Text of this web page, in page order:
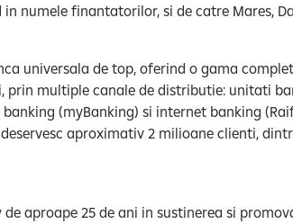
in numele finantatorilor, si de catre Mares,
universala de top, oferind o gama
multiple canale de distributie: unitati
(myBanking) si internet banking
aproximativ 2 milioane clienti,
aproape 25 de ani in sustinerea si